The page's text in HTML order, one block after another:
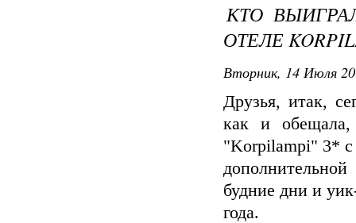
КТО
ОТЕЛЕ
Вторник, 14 Июля
Друзья, итак,
как и
"Korpilampi" 3* с
будние дни и
года.